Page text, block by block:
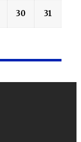
30 31